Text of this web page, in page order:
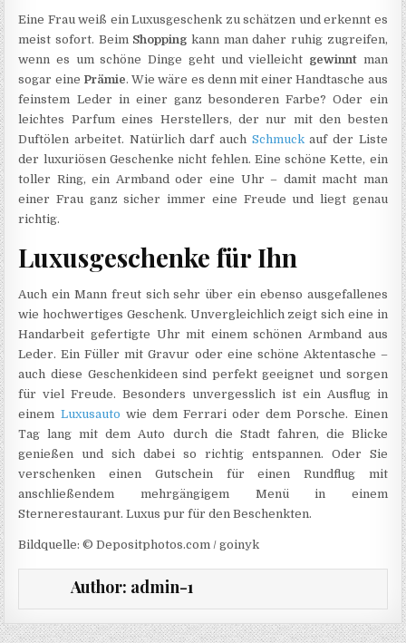
Eine Frau weiß ein Luxusgeschenk zu schätzen und erkennt es
meist sofort. Beim Shopping kann man daher ruhig zugreifen,
wenn es um schöne Dinge geht und vielleicht gewinnt man
sogar eine Prämie. Wie wäre es denn mit einer Handtasche aus
feinstem Leder in einer ganz besonderen Farbe? Oder ein
leichtes Parfum eines Herstellers, der nur mit den besten
Duftölen arbeitet. Natürlich darf auch Schmuckauf der Liste
der luxuriösen Geschenke nicht fehlen. Eine schöne Kette, ein
toller Ring, ein Armband oder eine Uhr – damit macht man
einer Frau ganz sicher immer eine Freude und liegt genau
richtig.
Luxusgeschenke für Ihn
Auch ein Mann freut sich sehr über ein ebenso ausgefallenes
wie hochwertiges Geschenk. Unvergleichlich zeigt sich eine in
Handarbeit gefertigte Uhr mit einem schönen Armband aus
Leder. Ein Füller mit Gravur oder eine schöne Aktentasche –
auch diese Geschenkideen sind perfekt geeignet und sorgen
für viel Freude. Besonders unvergesslich ist ein Ausflug in
einem Luxusauto wie dem Ferrari oder dem Porsche. Einen
Tag lang mit dem Auto durch die Stadt fahren, die Blicke
genießen und sich dabei so richtig entspannen. Oder Sie
verschenken einen Gutschein für einen Rundflug mit
anschließendem mehrgängigem Menü in einem
Sternerestaurant. Luxus pur für den Beschenkten.
Bildquelle: © Depositphotos.com / goinyk
Author: admin-1